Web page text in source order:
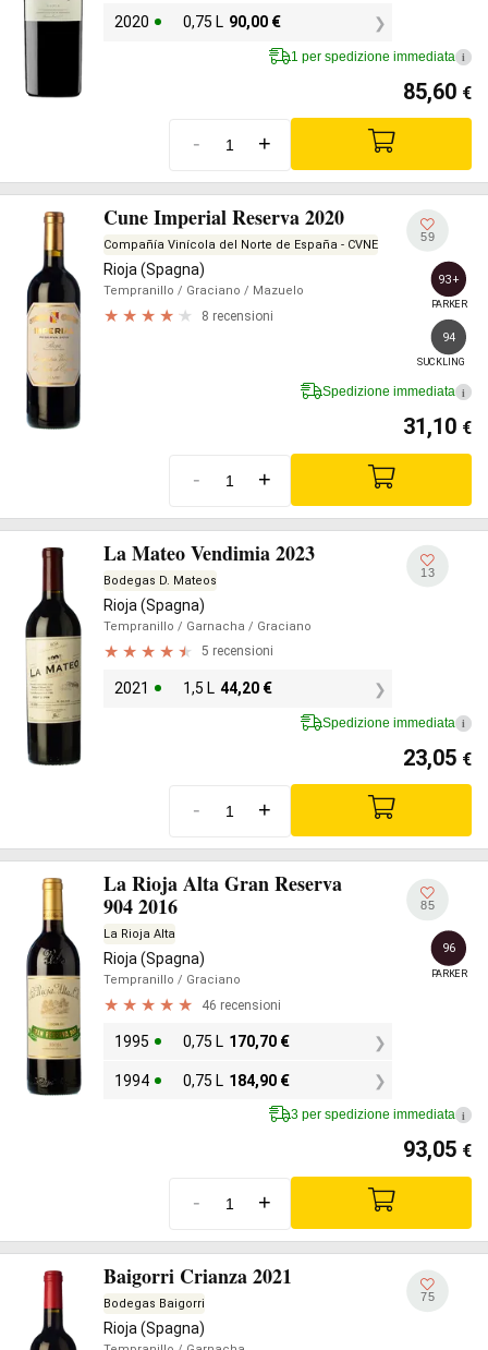
2020 0,75 L 90,00 €
1 per spedizione immediata i
85,60 €
- +
Cune Imperial Reserva 2020
Compañía Vinícola del Norte de España - CVNE
Rioja (Spagna)
Tempranillo / Graciano / Mazuelo
8 recensioni
59
93+
PARKER
94
SUCKLING
Spedizione immediata i
31,10 €
- +
La Mateo Vendimia 2023
Bodegas D. Mateos
Rioja (Spagna)
Tempranillo / Garnacha / Graciano
5 recensioni
2021 1,5 L 44,20 €
13
Spedizione immediata i
23,05 €
- +
La Rioja Alta Gran Reserva
904 2016
La Rioja Alta
Rioja (Spagna)
Tempranillo / Graciano
46 recensioni
1995 0,75 L 170,70 €
1994 0,75 L 184,90 €
85
96
PARKER
3 per spedizione immediata i
93,05 €
- +
Baigorri Crianza 2021
Bodegas Baigorri
Rioja (Spagna)
75